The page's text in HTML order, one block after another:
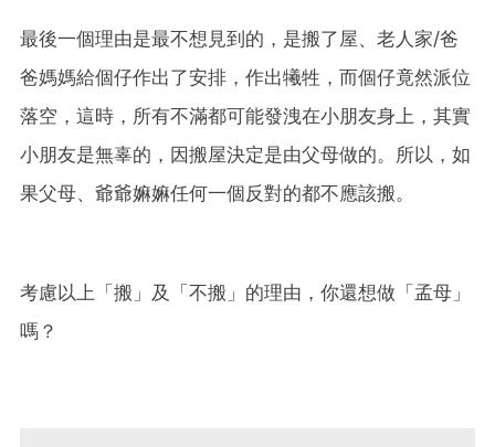
最後一個理由是最不想見到的，是搬了屋、老人家/爸
爸媽媽給個仔作出了安排，作出犧牲，而個仔竟然派位
落空，這時，所有不滿都可能發洩在小朋友身上，其實
小朋友是無辜的，因搬屋決定是由父母做的。所以，如
果父母、爺爺嫲嫲任何一個反對的都不應該搬。
考慮以上「搬」及「不搬」的理由，你還想做「孟母」
嗎？